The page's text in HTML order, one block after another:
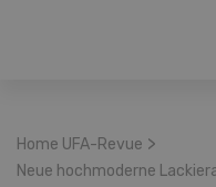
Home UFA-Revue >
Neue hochmoderne